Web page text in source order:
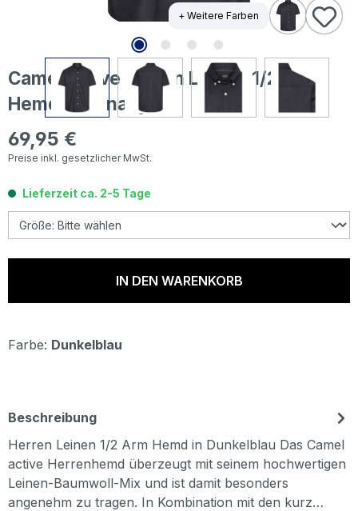
+ Weitere Farben
Camel active Herren Leinen 1/2 Arm
Hemd dark navy
Regulärer Preis:
69,95 €
Preise inkl. gesetzlicher MwSt.
Lieferzeit ca. 2-5 Tage
IN DEN WARENKORB
Farbe: Dunkelblau
Beschreibung
Herren Leinen 1/2 Arm Hemd in Dunkelblau Das Camel
active Herrenhemd überzeugt mit seinem hochwertigen
Leinen-Baumwoll-Mix und ist damit besonders
angenehm zu tragen. In Kombination mit den kurz…